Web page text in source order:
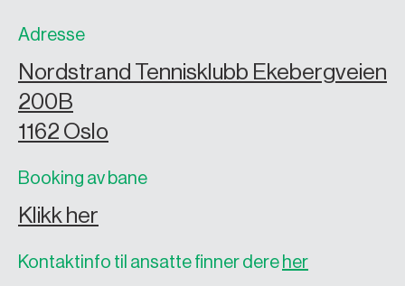
Adresse
Nordstrand Tennisklubb Ekebergveien
200B
1162 Oslo
Booking av bane
Klikk her
Kontaktinfo til ansatte finner dere her